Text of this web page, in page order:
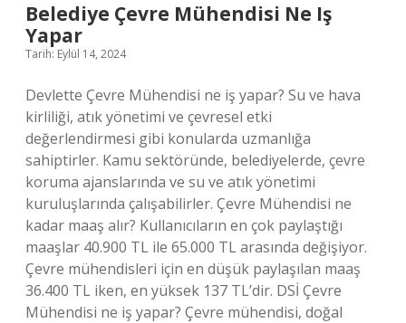
Belediye Çevre Mühendisi Ne Iş
Yapar
Tarih: Eylül 14, 2024
Devlette Çevre Mühendisi ne iş yapar? Su ve hava
kirliliği, atık yönetimi ve çevresel etki
değerlendirmesi gibi konularda uzmanlığa
sahiptirler. Kamu sektöründe, belediyelerde, çevre
koruma ajanslarında ve su ve atık yönetimi
kuruluşlarında çalışabilirler. Çevre Mühendisi ne
kadar maaş alır? Kullanıcıların en çok paylaştığı
maaşlar 40.900 TL ile 65.000 TL arasında değişiyor.
Çevre mühendisleri için en düşük paylaşılan maaş
36.400 TL iken, en yüksek 137 TL’dir. DSİ Çevre
Mühendisi ne iş yapar? Çevre mühendisi, doğal